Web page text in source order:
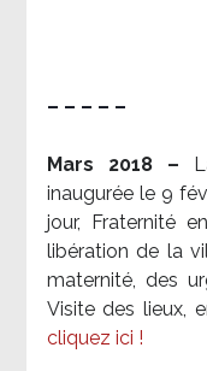
– – – – –
Mars 2018 –
inaugurée le 9
jour, Fraternité
libération de la
maternité, des
Visite des lieux,
cliquez ici !